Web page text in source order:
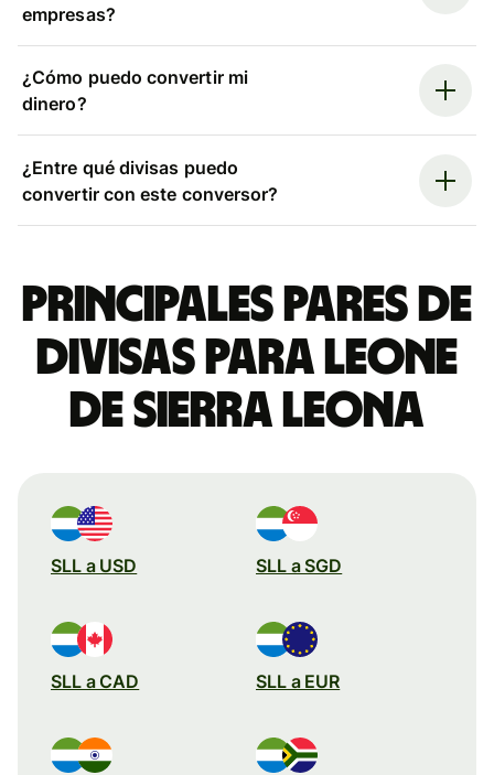
empresas?
¿Cómo puedo convertir mi
dinero?
¿Entre qué divisas puedo
convertir con este conversor?
Principales pares de
divisas para leone
de Sierra Leona
SLL a USD SLL a SGD
SLL a CAD SLL a EUR